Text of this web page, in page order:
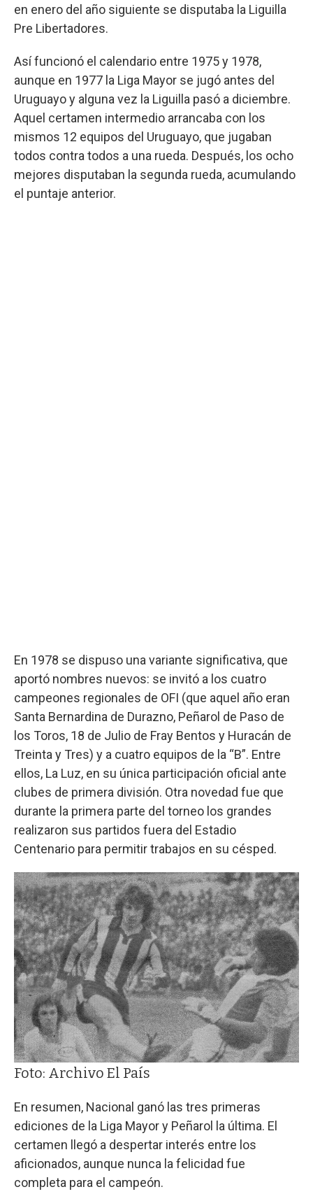
en enero del año siguiente se disputaba la Liguilla
Pre Libertadores.
Así funcionó el calendario entre 1975 y 1978,
aunque en 1977 la Liga Mayor se jugó antes del
Uruguayo y alguna vez la Liguilla pasó a diciembre.
Aquel certamen intermedio arrancaba con los
mismos 12 equipos del Uruguayo, que jugaban
todos contra todos a una rueda. Después, los ocho
mejores disputaban la segunda rueda, acumulando
el puntaje anterior.
En 1978 se dispuso una variante significativa, que
aportó nombres nuevos: se invitó a los cuatro
campeones regionales de OFI (que aquel año eran
Santa Bernardina de Durazno, Peñarol de Paso de
los Toros, 18 de Julio de Fray Bentos y Huracán de
Treinta y Tres) y a cuatro equipos de la “B”. Entre
ellos, La Luz, en su única participación oficial ante
clubes de primera división. Otra novedad fue que
durante la primera parte del torneo los grandes
realizaron sus partidos fuera del Estadio
Centenario para permitir trabajos en su césped.
Foto: Archivo El País
En resumen, Nacional ganó las tres primeras
ediciones de la Liga Mayor y Peñarol la última. El
certamen llegó a despertar interés entre los
aficionados, aunque nunca la felicidad fue
completa para el campeón.